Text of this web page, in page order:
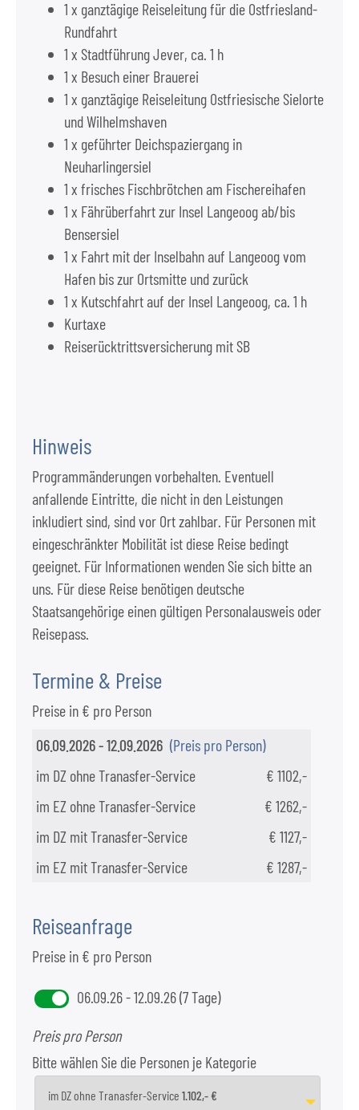
1 x ganztägige Reiseleitung für die Ostfriesland-
Rundfahrt
1 x Stadtführung Jever, ca. 1 h
1 x Besuch einer Brauerei
1 x ganztägige Reiseleitung Ostfriesische Sielorte
und Wilhelmshaven
1 x geführter Deichspaziergang in
Neuharlingersiel
1 x frisches Fischbrötchen am Fischereihafen
1 x Fährüberfahrt zur Insel Langeoog ab/bis
Bensersiel
1 x Fahrt mit der Inselbahn auf Langeoog vom
Hafen bis zur Ortsmitte und zurück
1 x Kutschfahrt auf der Insel Langeoog, ca. 1 h
Kurtaxe
Reiserücktrittsversicherung mit SB
Hinweis
Programmänderungen vorbehalten. Eventuell
anfallende Eintritte, die nicht in den Leistungen
inkludiert sind, sind vor Ort zahlbar. Für Personen mit
eingeschränkter Mobilität ist diese Reise bedingt
geeignet. Für Informationen wenden Sie sich bitte an
uns. Für diese Reise benötigen deutsche
Staatsangehörige einen gültigen Personalausweis oder
Reisepass.
Termine & Preise
Preise in € pro Person
06.09.2026 - 12.09.2026 (Preis pro Person)
im DZ ohne Tranasfer-Service
€ 1102,-
im EZ ohne Tranasfer-Service
€ 1262,-
im DZ mit Tranasfer-Service
€ 1127,-
im EZ mit Tranasfer-Service
€ 1287,-
Reiseanfrage
Preise in € pro Person
06.09.26 - 12.09.26 (7 Tage)
Preis pro Person
Bitte wählen Sie die Personen je Kategorie
im DZ ohne Tranasfer-Service 1.102,- €